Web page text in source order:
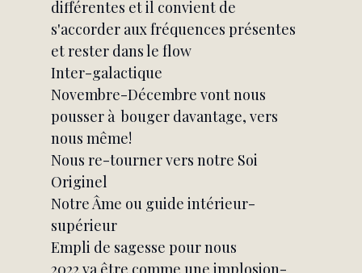
différentes et il convient de
s'accorder aux fréquences présentes
et rester dans le flow
Inter-galactique
Novembre-Décembre vont nous
pousser à  bouger davantage, vers
nous même!
Nous re-tourner vers notre Soi
Originel
Notre Âme ou guide intérieur-
supérieur
Empli de sagesse pour nous